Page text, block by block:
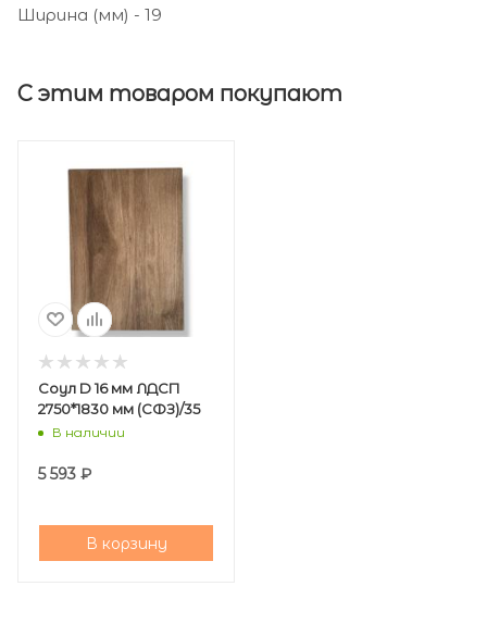
Ширина (мм) - 19
С этим товаром покупают
Соул D 16 мм ЛДСП
2750*1830 мм (СФЗ)/35
В наличии
5 593 ₽
В корзину